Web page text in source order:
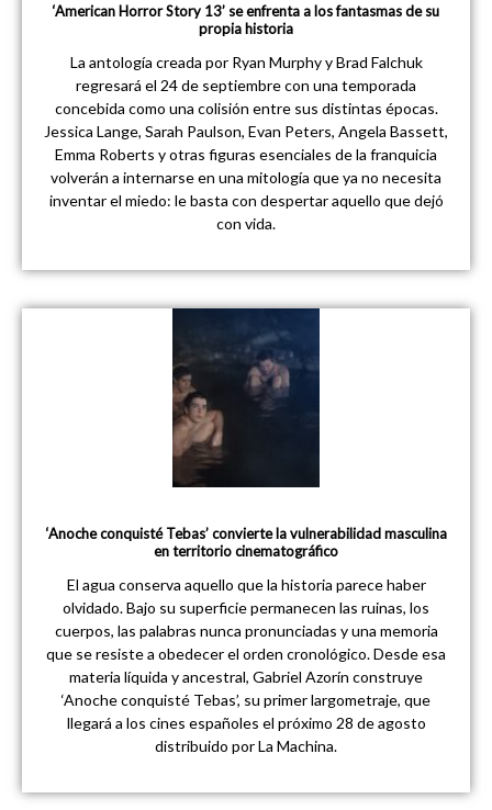
‘American Horror Story 13’ se enfrenta a los fantasmas de su
propia historia
La antología creada por Ryan Murphy y Brad Falchuk
regresará el 24 de septiembre con una temporada
concebida como una colisión entre sus distintas épocas.
Jessica Lange, Sarah Paulson, Evan Peters, Angela Bassett,
Emma Roberts y otras figuras esenciales de la franquicia
volverán a internarse en una mitología que ya no necesita
inventar el miedo: le basta con despertar aquello que dejó
con vida.
‘Anoche conquisté Tebas’ convierte la vulnerabilidad masculina
en territorio cinematográfico
El agua conserva aquello que la historia parece haber
olvidado. Bajo su superficie permanecen las ruinas, los
cuerpos, las palabras nunca pronunciadas y una memoria
que se resiste a obedecer el orden cronológico. Desde esa
materia líquida y ancestral, Gabriel Azorín construye
‘Anoche conquisté Tebas’, su primer largometraje, que
llegará a los cines españoles el próximo 28 de agosto
distribuido por La Machina.